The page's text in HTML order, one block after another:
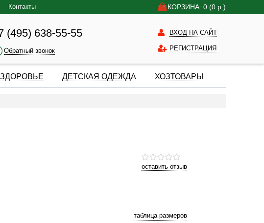
КОРЗИНА: 0 (0 р.)
Контакты
(495) 638-55-55
Обратный звонок
ВХОД НА САЙТ
РЕГИСТРАЦИЯ
ДЕТСКАЯ ОДЕЖДА ХОЗТОВАРЫ
оставить отзыв
таблица размеров